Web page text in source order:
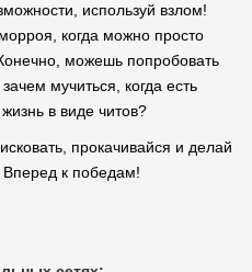
используй взлом!
когда можно просто
можешь попробовать
мучиться, когда есть
в виде читов?
прокачивайся и делай
Вперед к победам!